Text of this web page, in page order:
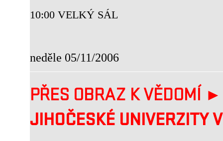
10:00 VELKÝ SÁL
neděle 05/11/2006
PŘES OBRAZ K VĚDOMÍ ►
JIHOČESKÉ UNIVERZITY